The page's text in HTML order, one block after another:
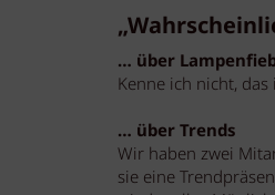
… über
Kenne ich nicht,
… über Trends
Wir haben zwei
sie eine